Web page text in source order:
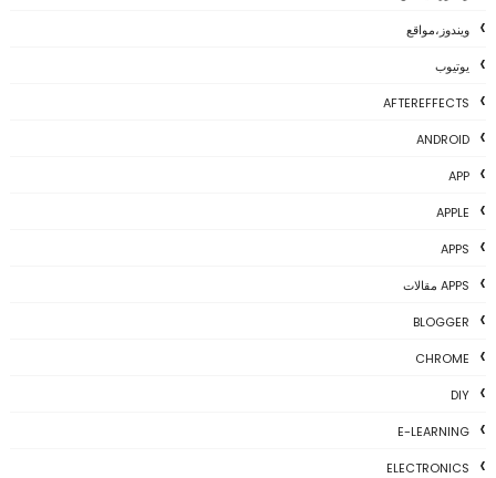
ويندوز،مواقع
يوتيوب
AFTEREFFECTS
ANDROID
APP
APPLE
APPS
APPS مقالات
BLOGGER
CHROME
DIY
E-LEARNING
ELECTRONICS